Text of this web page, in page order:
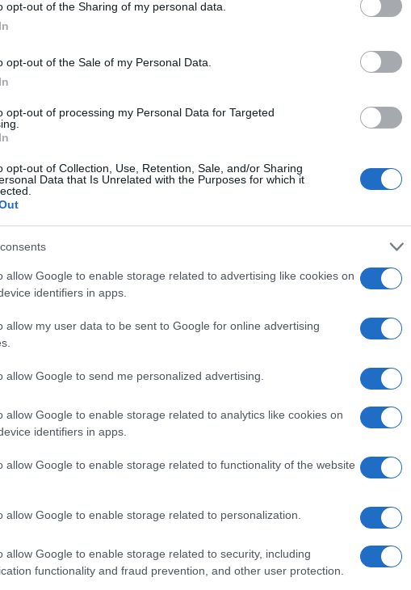
opt-out of the Sharing of my personal data.
opt-out of the Sale of my Personal Data.
opt-out of processing my Personal Data for Targeted
opt-out of Collection, Use, Retention, Sale, and/or Sharing
Data that Is Unrelated with the Purposes for which it
allow Google to enable storage related to advertising like cookies on
identifiers in apps.
allow my user data to be sent to Google for online advertising
allow Google to send me personalized advertising.
allow Google to enable storage related to analytics like cookies on
identifiers in apps.
allow Google to enable storage related to functionality of the website
allow Google to enable storage related to personalization.
allow Google to enable storage related to security, including
functionality and fraud prevention, and other user protection.
ha ceduto alla sua battaglia contro il
questo periodo di transizione, la sua
di privacy e grazia”, si legge nella
succumbed to his battle with
that you please respect their wishes for
di Simpson è legato alla tragica
dell’amico di leiRonald Goldman, uccisi
Simpson fu subito al centro delle
passato alla storia come il “processo
evidenze presentate, nel 1995 Simpsonfu